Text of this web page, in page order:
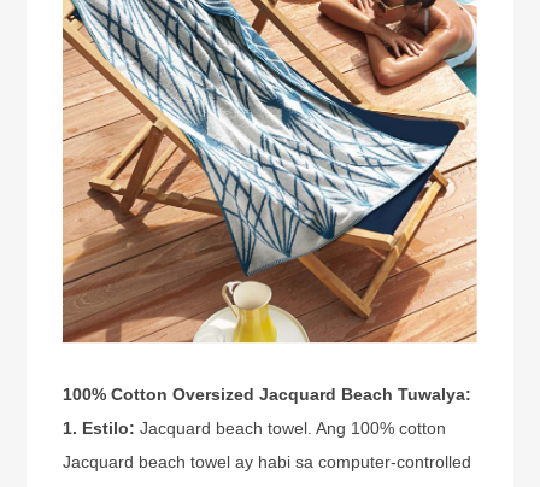
100% Cotton Oversized Jacquard Beach Tuwalya:
1. Estilo: Jacquard beach towel. Ang 100% cotton
Jacquard beach towel ay habi sa computer-controlled